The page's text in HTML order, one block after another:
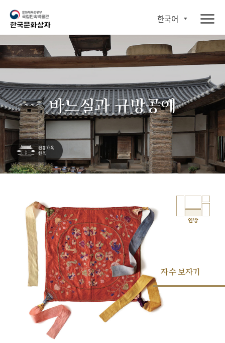
한국어
바느질과 규방공예
안방
자수 보자기